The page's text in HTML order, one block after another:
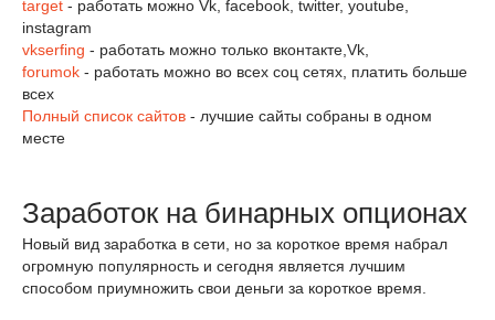
target - работать можно Vk, facebook, twitter, youtube,
instagram
vkserfing - работать можно только вконтакте,Vk,
forumok - работать можно во всех соц сетях, платить больше
всех
Полный список сайтов - лучшие сайты собраны в одном
месте
Заработок на бинарных опционах
Новый вид заработка в сети, но за короткое время набрал
огромную популярность и сегодня является лучшим
способом приумножить свои деньги за короткое время.